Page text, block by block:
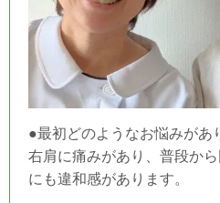
●最初どのようなお悩みがあ
右肩に痛みがあり、普段か
にも違和感があります。